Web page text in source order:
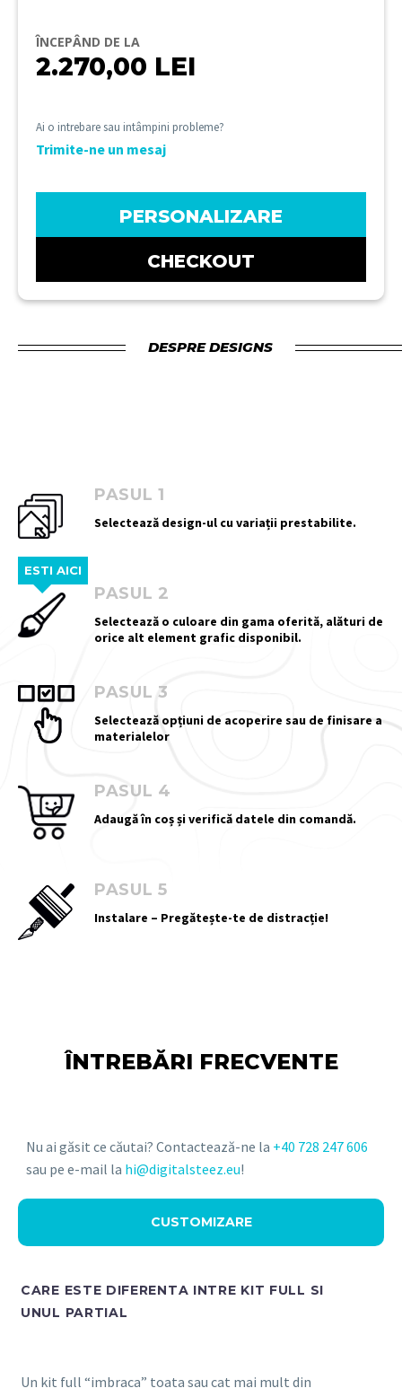
ÎNCEPÂND DE LA
2.270,00 LEI
Ai o intrebare sau intâmpini probleme?
Trimite-ne un mesaj
PERSONALIZARE
CHECKOUT
DESPRE DESIGNS
PASUL 1
Selectează design-ul cu variații prestabilite.
ESTI AICI
PASUL 2
Selectează o culoare din gama oferită, alături de
orice alt element grafic disponibil.
PASUL 3
Selectează opțiuni de acoperire sau de finisare a
materialelor
PASUL 4
Adaugă în coș și verifică datele din comandă.
PASUL 5
Instalare – Pregătește-te de distracție!
ÎNTREBĂRI FRECVENTE
Nu ai găsit ce căutai? Contactează-ne la +40 728 247 606
sau pe e-mail la hi@digitalsteez.eu!
CUSTOMIZARE
CARE ESTE DIFERENTA INTRE KIT FULL SI
UNUL PARTIAL
Un kit full “imbraca” toata sau cat mai mult din